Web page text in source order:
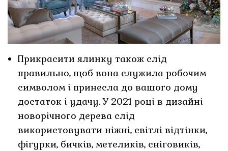
Прикрасити ялинку також слід
правильно, щоб вона служила робочим
символом і принесла до вашого дому
достаток і удачу. У 2021 році в дизайні
новорічного дерева слід
використовувати ніжні, світлі відтінки,
фігурки, бичків, метеликів, сніговиків,